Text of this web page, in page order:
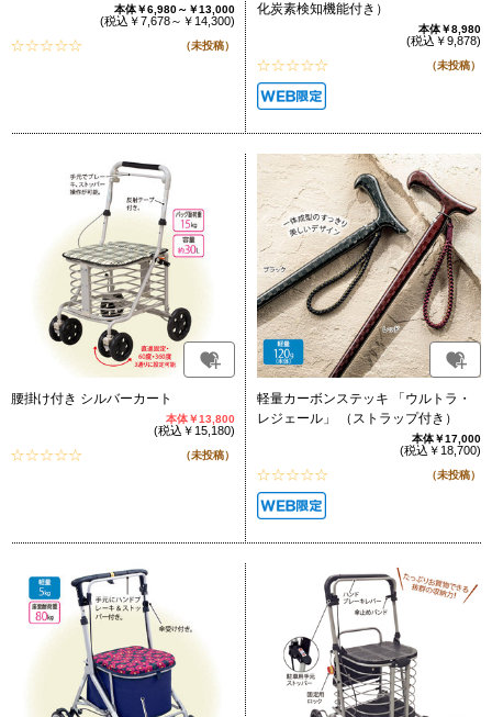
本体￥6,980～￥13,000
(税込￥7,678～￥14,300)
（未投稿）
化炭素検知機能付き）
本体￥8,980
(税込￥9,878)
（未投稿）
腰掛け付き シルバーカート
本体￥13,800
(税込￥15,180)
（未投稿）
軽量カーボンステッキ 「ウルトラ・
レジェール」 （ストラップ付き）
本体￥17,000
(税込￥18,700)
（未投稿）